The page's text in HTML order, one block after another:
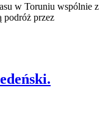
w Toruniu wspólnie z
podróż przez